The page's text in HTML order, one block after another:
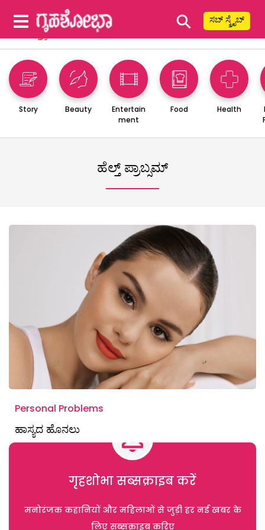
⚲ ಸಬ್ ಸ್ಕ್ರೈಬ್
Story Beauty
Entertain
ment
Food Health
ಹೆಲ್ತ್ ಪ್ರಾಬ್ಸಮ್
Personal Problems
ಹಾಸ್ಯದ ಹೊನಲು
गृहशोभा सब्सक्राइब करें
मनोरंजक कहानियों और महिलाओं से जुड़ी हर नई खबर के
लिए सब्सक्राइब करिए